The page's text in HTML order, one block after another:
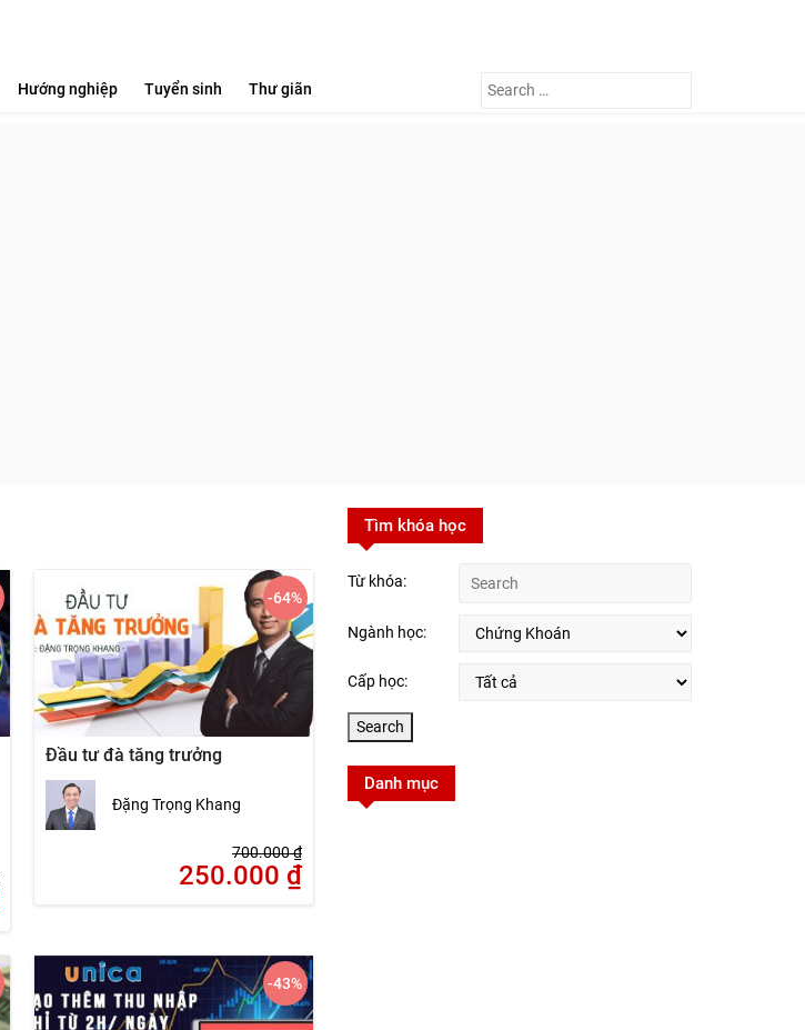
Search
Hướng nghiệp Tuyển sinh Thư giãn
Đầu tư đà tăng trưởng
Đặng Trọng Khang
700.000₫
250.000 ₫
-64%
-43%
Tìm khóa học
Từ khóa:
Ngành học:
Cấp học:
Danh mục